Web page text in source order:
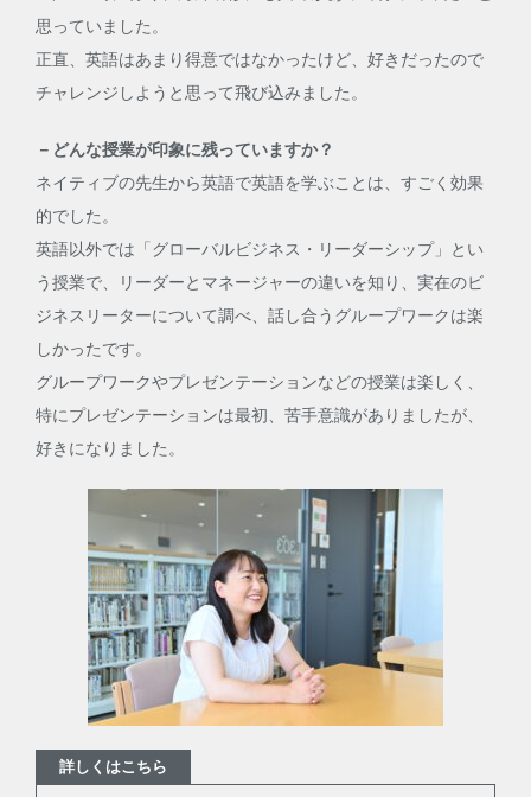
思っていました。
正直、英語はあまり得意ではなかったけど、好きだったので
チャレンジしようと思って飛び込みました。
－どんな授業が印象に残っていますか？
ネイティブの先生から英語で英語を学ぶことは、すごく効果
的でした。
英語以外では「グローバルビジネス・リーダーシップ」とい
う授業で、リーダーとマネージャーの違いを知り、実在のビ
ジネスリーターについて調べ、話し合うグループワークは楽
しかったです。
グループワークやプレゼンテーションなどの授業は楽しく、
特にプレゼンテーションは最初、苦手意識がありましたが、
好きになりました。
詳しくはこちら